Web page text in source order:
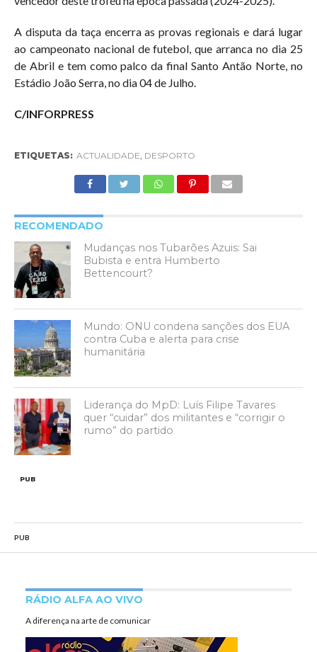
A disputa da taça encerra as provas regionais e dará lugar
ao campeonato nacional de futebol, que arranca no dia 25
de Abril e tem como palco da final Santo Antão Norte, no
Estádio João Serra, no dia 04 de Julho.
C/INFORPRESS
ETIQUETAS: ACTUALIDADE DESPORTO
RECOMENDADO
Mudanças nos Tubarões Azuis: Sai
Bubista e entra Humberto
Bettencourt?
Mundo: ONU condena sanções dos EUA
contra Cuba e alerta para crise
humanitária
Liderança do MpD: Luís Filipe Tavares
quer “cuidar” dos militantes e “corrigir o
rumo” do partido
PUB
PUB
RÁDIO ALFA AO VIVO
A diferença na arte de comunicar